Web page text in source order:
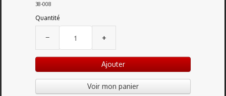
38-008
Quantité
− +
Ajouter
Voir mon panier